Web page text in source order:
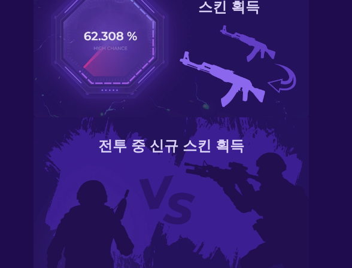
스킨 획득
전투 중 신규 스킨 획득